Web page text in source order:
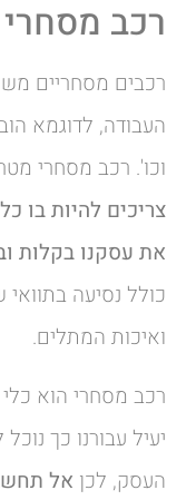
רכב
רכבים מסחריים
העבודה, לדוגמא
וכו'. רכב מסחרי
צריכים להיות בו
את עסקנו בקלות
ואיכות המתלים.
רכב מסחרי הוא
יעיל עבורנו כך
העסק, לכן אל